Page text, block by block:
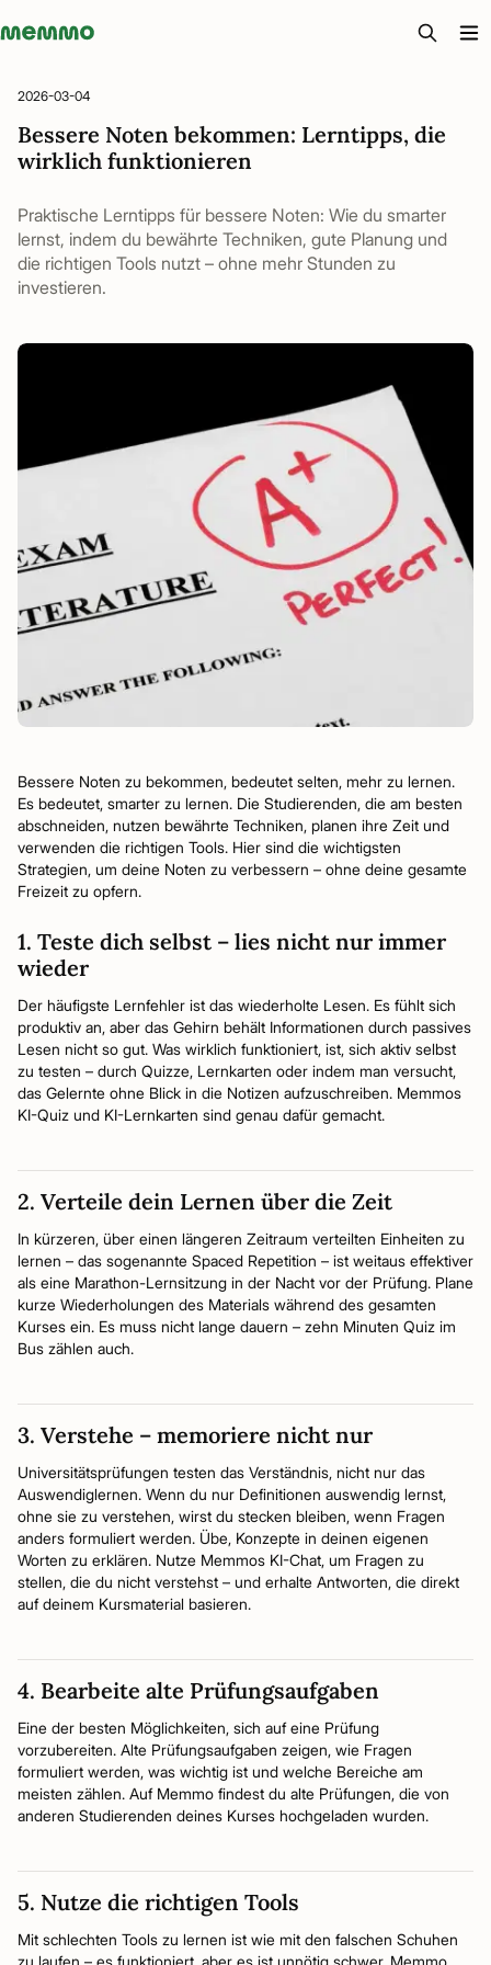
Memmo - AI-verktyg och digital kurslitteratur
2026-03-04
Bessere Noten bekommen: Lerntipps, die
wirklich funktionieren
Praktische Lerntipps für bessere Noten: Wie du smarter
lernst, indem du bewährte Techniken, gute Planung und
die richtigen Tools nutzt – ohne mehr Stunden zu
investieren.
Bessere Noten zu bekommen, bedeutet selten, mehr zu lernen.
Es bedeutet, smarter zu lernen. Die Studierenden, die am besten
abschneiden, nutzen bewährte Techniken, planen ihre Zeit und
verwenden die richtigen Tools. Hier sind die wichtigsten
Strategien, um deine Noten zu verbessern – ohne deine gesamte
Freizeit zu opfern.
1. Teste dich selbst – lies nicht nur immer
wieder
Der häufigste Lernfehler ist das wiederholte Lesen. Es fühlt sich
produktiv an, aber das Gehirn behält Informationen durch passives
Lesen nicht so gut. Was wirklich funktioniert, ist, sich aktiv selbst
zu testen – durch Quizze, Lernkarten oder indem man versucht,
das Gelernte ohne Blick in die Notizen aufzuschreiben. Memmos
KI-Quiz und KI-Lernkarten sind genau dafür gemacht.
2. Verteile dein Lernen über die Zeit
In kürzeren, über einen längeren Zeitraum verteilten Einheiten zu
lernen – das sogenannte Spaced Repetition – ist weitaus effektiver
als eine Marathon-Lernsitzung in der Nacht vor der Prüfung. Plane
kurze Wiederholungen des Materials während des gesamten
Kurses ein. Es muss nicht lange dauern – zehn Minuten Quiz im
Bus zählen auch.
3. Verstehe – memoriere nicht nur
Universitätsprüfungen testen das Verständnis, nicht nur das
Auswendiglernen. Wenn du nur Definitionen auswendig lernst,
ohne sie zu verstehen, wirst du stecken bleiben, wenn Fragen
anders formuliert werden. Übe, Konzepte in deinen eigenen
Worten zu erklären. Nutze Memmos KI-Chat, um Fragen zu
stellen, die du nicht verstehst – und erhalte Antworten, die direkt
auf deinem Kursmaterial basieren.
4. Bearbeite alte Prüfungsaufgaben
Eine der besten Möglichkeiten, sich auf eine Prüfung
vorzubereiten. Alte Prüfungsaufgaben zeigen, wie Fragen
formuliert werden, was wichtig ist und welche Bereiche am
meisten zählen. Auf Memmo findest du alte Prüfungen, die von
anderen Studierenden deines Kurses hochgeladen wurden.
5. Nutze die richtigen Tools
Mit schlechten Tools zu lernen ist wie mit den falschen Schuhen
zu laufen – es funktioniert, aber es ist unnötig schwer. Memmo